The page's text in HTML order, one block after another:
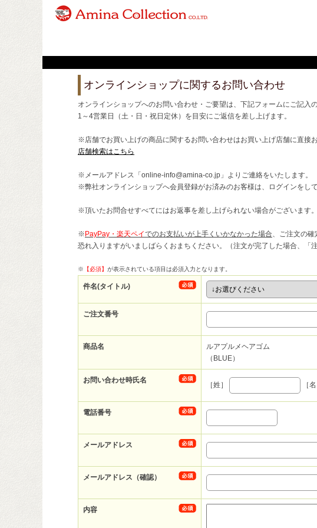
オンラインショップに関するお問い合わせ
オンラインショップへのお問い合わせ・ご要望は、下記フォームにご記入
1～4営業日（土・日・祝日定休）を目安にご返信を差し上げます。
※店舗でお買い上げの商品に関するお問い合わせはお買い上げ店舗に直接
店舗検索はこちら
※メールアドレス「online-info@amina-co.jp」よりご連絡をいたします。
※弊社オンラインショップへ会員登録がお済みのお客様は、ログインをし
※頂いたお問合せすべてにはお返事を差し上げられない場合がございます
※ PayPay・楽天ペイでのお支払いが上手くいかなかった場合、ご注文の確
恐れ入りますがいましばらくおまちください。（注文が完了した場合、「
※ 【必須】 が表示されている項目は必須入力となります。
件名(タイトル)
ご注文番号
商品名
ルアプルメヘアゴム
（BLUE）
お問い合わせ時氏名
［姓］ ［
電話番号
メールアドレス
メールアドレス（確認）
内容